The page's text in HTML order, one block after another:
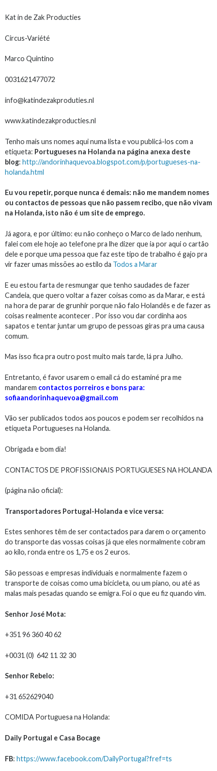
Kat in de Zak Producties
Circus-Variété
Marco Quintino
0031621477072
info@katindezakproduties.nl
www.katindezakproducties.nl
Tenho mais uns nomes aqui numa lista e vou publicá-los com a
etiqueta: Portugueses na Holanda na página anexa deste
blog: http://andorinhaquevoa.blogspot.com/p/portugueses-na-
holanda.html
Eu vou repetir, porque nunca é demais: não me mandem nomes
ou contactos de pessoas que não passem recibo, que não vivam
na Holanda, isto não é um site de emprego.
Já agora, e por último: eu não conheço o Marco de lado nenhum,
falei com ele hoje ao telefone pra lhe dizer que ia por aqui o cartão
dele e porque uma pessoa que faz este tipo de trabalho é gajo pra
vir fazer umas missões ao estilo da Todos a Marar
E eu estou farta de resmungar que tenho saudades de fazer
Candeia, que quero voltar a fazer coisas como as da Marar, e está
na hora de parar de grunhir porque não falo Holandês e de fazer as
coisas realmente acontecer . Por isso vou dar cordinha aos
sapatos e tentar juntar um grupo de pessoas giras pra uma causa
comum.
Mas isso fica pra outro post muito mais tarde, lá pra Julho.
Entretanto, é favor usarem o email cá do estaminé pra me
mandarem contactos porreiros e bons para:
sofiaandorinhaquevoa@gmail.com
Vão ser publicados todos aos poucos e podem ser recolhidos na
etiqueta Portugueses na Holanda.
Obrigada e bom dia!
CONTACTOS DE PROFISSIONAIS PORTUGUESES NA HOLANDA
(página não oficial):
Transportadores Portugal-Holanda e vice versa:
Estes senhores têm de ser contactados para darem o orçamento
do transporte das vossas coisas já que eles normalmente cobram
ao kilo, ronda entre os 1,75 e os 2 euros.
São pessoas e empresas individuais e normalmente fazem o
transporte de coisas como uma bicicleta, ou um piano, ou até as
malas mais pesadas quando se emigra. Foi o que eu fiz quando vim.
Senhor José Mota:
+351 96 360 40 62
+0031 (0) 642 11 32 30
Senhor Rebelo:
+31 652629040
COMIDA Portuguesa na Holanda:
Daily Portugal e Casa Bocage
FB: https://www.facebook.com/DailyPortugal?fref=ts